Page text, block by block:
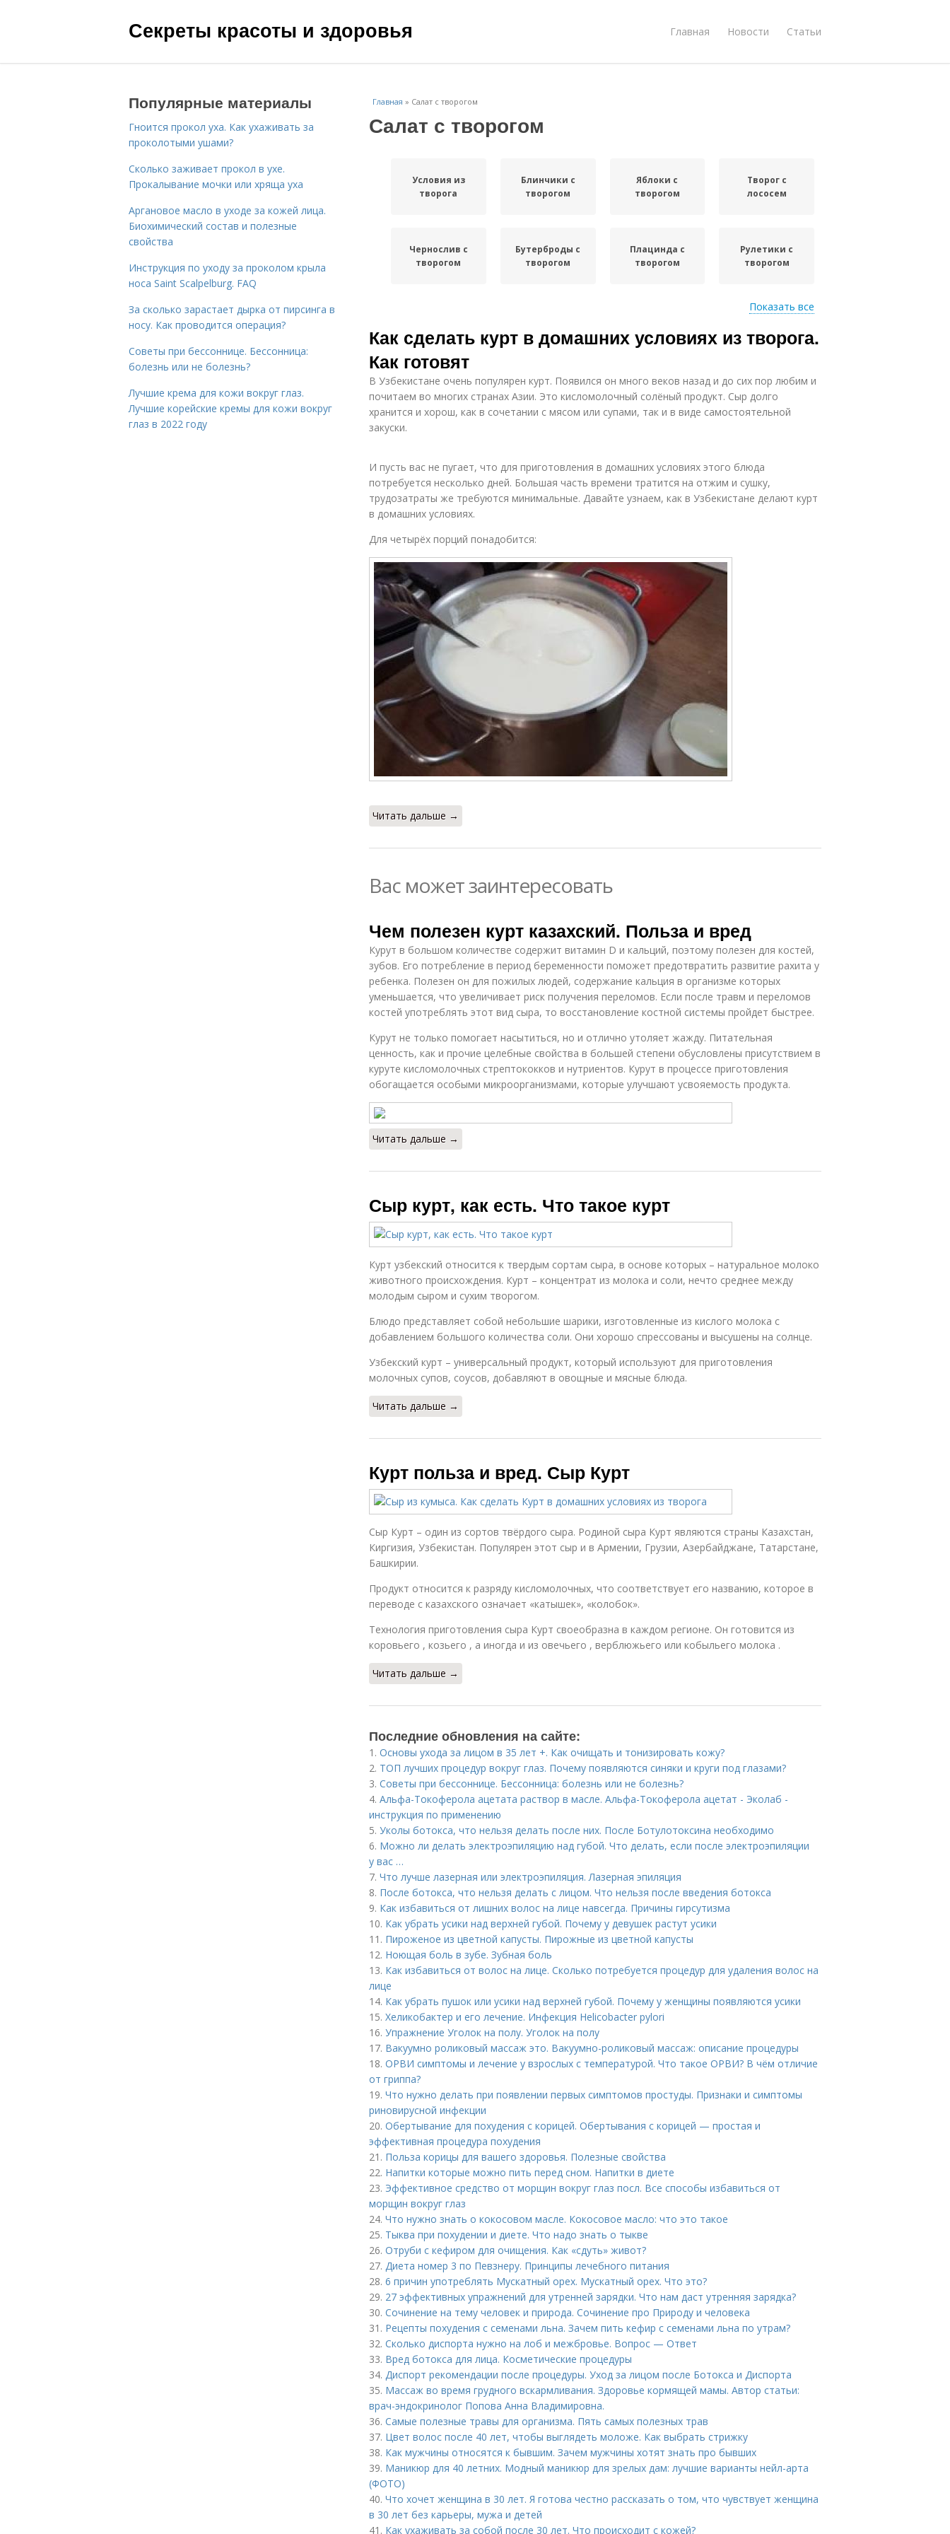
Секреты красоты и здоровья Главная Новости Статьи
Главная » Салат с творогом
Салат с творогом
Условия из
творога
Блинчики с
творогом
Яблоки с
творогом
Творог с
лососем
Чернослив с
творогом
Бутерброды с
творогом
Плацинда с
творогом
Рулетики с
творогом
творога
Показать все
Как сделать курт в домашних условиях из творога.
Как готовят
В Узбекистане очень популярен курт. Появился он много веков назад и до сих пор любим и
почитаем во многих странах Азии. Это кисломолочный солёный продукт. Сыр долго
хранится и хорош, как в сочетании с мясом или супами, так и в виде самостоятельной
закуски.
И пусть вас не пугает, что для приготовления в домашних условиях этого блюда
потребуется несколько дней. Большая часть времени тратится на отжим и сушку,
трудозатраты же требуются минимальные. Давайте узнаем, как в Узбекистане делают курт
в домашних условиях.
Для четырёх порций понадобится:
Читать дальше →
Вас может заинтересовать
Чем полезен курт казахский. Польза и вред
Курут в большом количестве содержит витамин D и кальций, поэтому полезен для костей,
зубов. Его потребление в период беременности поможет предотвратить развитие рахита у
ребенка. Полезен он для пожилых людей, содержание кальция в организме которых
уменьшается, что увеличивает риск получения переломов. Если после травм и переломов
костей употреблять этот вид сыра, то восстановление костной системы пройдет быстрее.
Курут не только помогает насытиться, но и отлично утоляет жажду. Питательная
ценность, как и прочие целебные свойства в большей степени обусловлены присутствием в
куруте кисломолочных стрептококков и нутриентов. Курут в процессе приготовления
обогащается особыми микроорганизмами, которые улучшают усвояемость продукта.
Читать дальше →
Сыр курт, как есть. Что такое курт
Курт узбекский относится к твердым сортам сыра, в основе которых – натуральное молоко
животного происхождения. Курт – концентрат из молока и соли, нечто среднее между
молодым сыром и сухим творогом.
Блюдо представляет собой небольшие шарики, изготовленные из кислого молока с
добавлением большого количества соли. Они хорошо спрессованы и высушены на солнце.
Узбекский курт – универсальный продукт, который используют для приготовления
молочных супов, соусов, добавляют в овощные и мясные блюда.
Читать дальше →
Курт польза и вред. Сыр Курт
Сыр Курт – один из сортов твёрдого сыра. Родиной сыра Курт являются страны Казахстан,
Киргизия, Узбекистан. Популярен этот сыр и в Армении, Грузии, Азербайджане, Татарстане,
Башкирии.
Продукт относится к разряду кисломолочных, что соответствует его названию, которое в
переводе с казахского означает «катышек», «колобок».
Технология приготовления сыра Курт своеобразна в каждом регионе. Он готовится из
коровьего , козьего , а иногда и из овечьего , верблюжьего или кобыльего молока .
Читать дальше →
Последние обновления на сайте:
1. Основы ухода за лицом в 35 лет +. Как очищать и тонизировать кожу?
2. ТОП лучших процедур вокруг глаз. Почему появляются синяки и круги под глазами?
3. Советы при бессоннице. Бессонница: болезнь или не болезнь?
4. Альфа-Токоферола ацетата раствор в масле. Альфа-Токоферола ацетат - Эколаб -
инструкция по применению
5. Уколы ботокса, что нельзя делать после них. После Ботулотоксина необходимо
6. Можно ли делать электроэпиляцию над губой. Что делать, если после электроэпиляции
у вас …
7. Что лучше лазерная или электроэпиляция. Лазерная эпиляция
8. После ботокса, что нельзя делать с лицом. Что нельзя после введения ботокса
9. Как избавиться от лишних волос на лице навсегда. Причины гирсутизма
10. Как убрать усики над верхней губой. Почему у девушек растут усики
11. Пироженое из цветной капусты. Пирожные из цветной капусты
12. Ноющая боль в зубе. Зубная боль
13. Как избавиться от волос на лице. Сколько потребуется процедур для удаления волос на
лице
14. Как убрать пушок или усики над верхней губой. Почему у женщины появляются усики
15. Хеликобактер и его лечение. Инфекция Helicobacter pylori
16. Упражнение Уголок на полу. Уголок на полу
17. Вакуумно роликовый массаж это. Вакуумно-роликовый массаж: описание процедуры
18. ОРВИ симптомы и лечение у взрослых с температурой. Что такое ОРВИ? В чём отличие
от гриппа?
19. Что нужно делать при появлении первых симптомов простуды. Признаки и симптомы
риновирусной инфекции
20. Обертывание для похудения с корицей. Обертывания с корицей — простая и
эффективная процедура похудения
21. Польза корицы для вашего здоровья. Полезные свойства
22. Напитки которые можно пить перед сном. Напитки в диете
23. Эффективное средство от морщин вокруг глаз посл. Все способы избавиться от
морщин вокруг глаз
24. Что нужно знать о кокосовом масле. Кокосовое масло: что это такое
25. Тыква при похудении и диете. Что надо знать о тыкве
26. Отруби с кефиром для очищения. Как «сдуть» живот?
27. Диета номер 3 по Певзнеру. Принципы лечебного питания
28. 6 причин употреблять Мускатный орех. Мускатный орех. Что это?
29. 27 эффективных упражнений для утренней зарядки. Что нам даст утренняя зарядка?
30. Сочинение на тему человек и природа. Сочинение про Природу и человека
31. Рецепты похудения с семенами льна. Зачем пить кефир с семенами льна по утрам?
32. Сколько диспорта нужно на лоб и межбровье. Вопрос — Ответ
33. Вред ботокса для лица. Косметические процедуры
34. Диспорт рекомендации после процедуры. Уход за лицом после Ботокса и Диспорта
35. Массаж во время грудного вскармливания. Здоровье кормящей мамы. Автор статьи:
врач-эндокринолог Попова Анна Владимировна.
36. Самые полезные травы для организма. Пять самых полезных трав
37. Цвет волос после 40 лет, чтобы выглядеть моложе. Как выбрать стрижку
38. Как мужчины относятся к бывшим. Зачем мужчины хотят знать про бывших
39. Маникюр для 40 летних. Модный маникюр для зрелых дам: лучшие варианты нейл-арта
(ФОТО)
40. Что хочет женщина в 30 лет. Я готова честно рассказать о том, что чувствует женщина
в 30 лет без карьеры, мужа и детей
41. Как ухаживать за собой после 30 лет. Что происходит с кожей?
Популярные материалы
Гноится прокол уха. Как ухаживать за
проколотыми ушами?
Сколько заживает прокол в ухе.
Прокалывание мочки или хряща уха
Аргановое масло в уходе за кожей лица.
Биохимический состав и полезные
свойства
Инструкция по уходу за проколом крыла
носа Saint Scalpelburg. FAQ
За сколько зарастает дырка от пирсинга в
носу. Как проводится операция?
Советы при бессоннице. Бессонница:
болезнь или не болезнь?
Лучшие крема для кожи вокруг глаз.
Лучшие корейские кремы для кожи вокруг
глаз в 2022 году